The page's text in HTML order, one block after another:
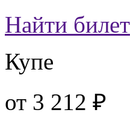
Найти билет
Купе
от 3 212 ₽